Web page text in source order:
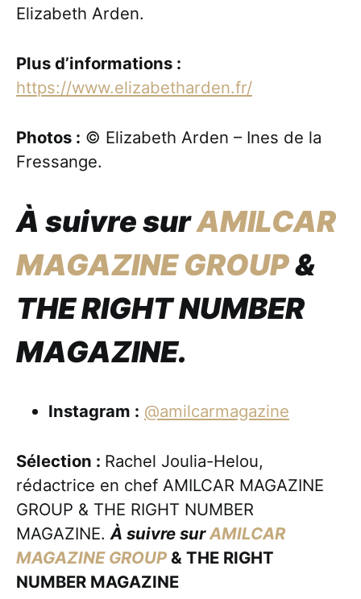
Elizabeth Arden.
Plus d’informations :
https://www.elizabetharden.fr/
Photos : © Elizabeth Arden – Ines de la
Fressange.
À suivre surAMILCAR
MAGAZINE GROUP&
THE RIGHT NUMBER
MAGAZINE.
Instagram : @amilcarmagazine
Sélection : Rachel Joulia-Helou,
rédactrice en chef AMILCAR MAGAZINE
GROUP & THE RIGHT NUMBER
MAGAZINE. À suivre surAMILCAR
MAGAZINE GROUP & THE RIGHT
NUMBER MAGAZINE